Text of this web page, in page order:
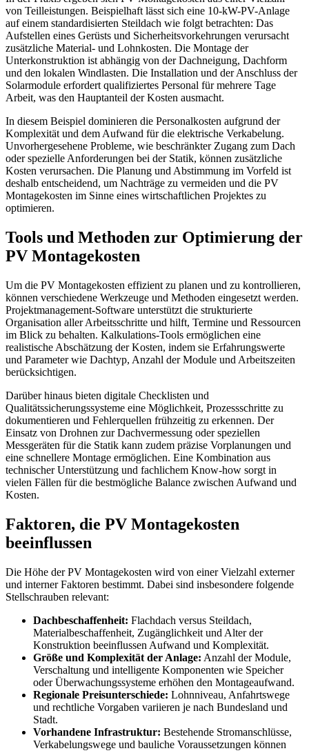
von Teilleistungen. Beispielhaft lässt sich eine 10-kW-PV-Anlage
auf einem standardisierten Steildach wie folgt betrachten: Das
Aufstellen eines Gerüsts und Sicherheitsvorkehrungen verursacht
zusätzliche Material- und Lohnkosten. Die Montage der
Unterkonstruktion ist abhängig von der Dachneigung, Dachform
und den lokalen Windlasten. Die Installation und der Anschluss der
Solarmodule erfordert qualifiziertes Personal für mehrere Tage
Arbeit, was den Hauptanteil der Kosten ausmacht.
In diesem Beispiel dominieren die Personalkosten aufgrund der
Komplexität und dem Aufwand für die elektrische Verkabelung.
Unvorhergesehene Probleme, wie beschränkter Zugang zum Dach
oder spezielle Anforderungen bei der Statik, können zusätzliche
Kosten verursachen. Die Planung und Abstimmung im Vorfeld ist
deshalb entscheidend, um Nachträge zu vermeiden und die PV
Montagekosten im Sinne eines wirtschaftlichen Projektes zu
optimieren.
Tools und Methoden zur Optimierung der
PV Montagekosten
Um die PV Montagekosten effizient zu planen und zu kontrollieren,
können verschiedene Werkzeuge und Methoden eingesetzt werden.
Projektmanagement-Software unterstützt die strukturierte
Organisation aller Arbeitsschritte und hilft, Termine und Ressourcen
im Blick zu behalten. Kalkulations-Tools ermöglichen eine
realistische Abschätzung der Kosten, indem sie Erfahrungswerte
und Parameter wie Dachtyp, Anzahl der Module und Arbeitszeiten
berücksichtigen.
Darüber hinaus bieten digitale Checklisten und
Qualitätssicherungssysteme eine Möglichkeit, Prozessschritte zu
dokumentieren und Fehlerquellen frühzeitig zu erkennen. Der
Einsatz von Drohnen zur Dachvermessung oder speziellen
Messgeräten für die Statik kann zudem präzise Vorplanungen und
eine schnellere Montage ermöglichen. Eine Kombination aus
technischer Unterstützung und fachlichem Know-how sorgt in
vielen Fällen für die bestmögliche Balance zwischen Aufwand und
Kosten.
Faktoren, die PV Montagekosten
beeinflussen
Die Höhe der PV Montagekosten wird von einer Vielzahl externer
und interner Faktoren bestimmt. Dabei sind insbesondere folgende
Stellschrauben relevant:
Dachbeschaffenheit: Flachdach versus Steildach,
Materialbeschaffenheit, Zugänglichkeit und Alter der
Konstruktion beeinflussen Aufwand und Komplexität.
Größe und Komplexität der Anlage: Anzahl der Module,
Verschaltung und intelligente Komponenten wie Speicher
oder Überwachungssysteme erhöhen den Montageaufwand.
Regionale Preisunterschiede: Lohnniveau, Anfahrtswege
und rechtliche Vorgaben variieren je nach Bundesland und
Stadt.
Vorhandene Infrastruktur: Bestehende Stromanschlüsse,
Verkabelungswege und bauliche Voraussetzungen können